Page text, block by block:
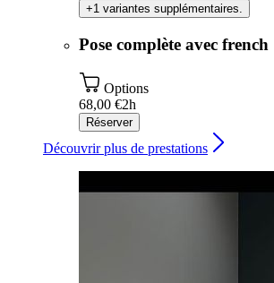
+1 variantes supplémentaires.
Pose complète avec french
Options
68,00 €2h
Réserver
Découvrir plus de prestations